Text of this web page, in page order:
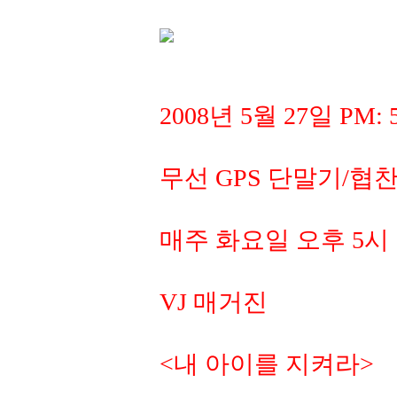
2008년 5월 27일 PM:
무선 GPS 단말기/협
매주 화요일 오후 5시
VJ 매거진
<내 아이를 지켜라>